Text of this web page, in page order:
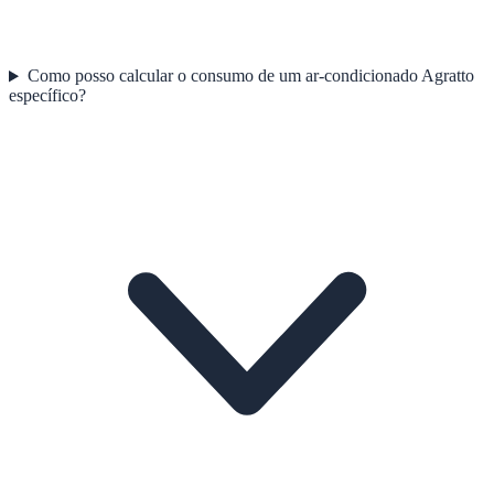
Como posso calcular o consumo de um ar-condicionado Agratto
específico?